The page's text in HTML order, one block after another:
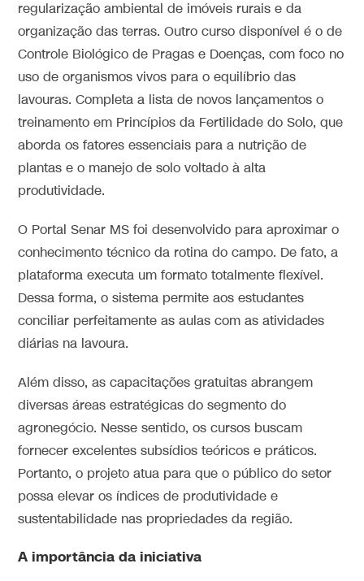
regularização ambiental de imóveis rurais e da
organização das terras. Outro curso disponível é o de
Controle Biológico de Pragas e Doenças, com foco no
uso de organismos vivos para o equilíbrio das
lavouras. Completa a lista de novos lançamentos o
treinamento em Princípios da Fertilidade do Solo, que
aborda os fatores essenciais para a nutrição de
plantas e o manejo de solo voltado à alta
produtividade.
O Portal Senar MS foi desenvolvido para aproximar o
conhecimento técnico da rotina do campo. De fato, a
plataforma executa um formato totalmente flexível.
Dessa forma, o sistema permite aos estudantes
conciliar perfeitamente as aulas com as atividades
diárias na lavoura.
Além disso, as capacitações gratuitas abrangem
diversas áreas estratégicas do segmento do
agronegócio. Nesse sentido, os cursos buscam
fornecer excelentes subsídios teóricos e práticos.
Portanto, o projeto atua para que o público do setor
possa elevar os índices de produtividade e
sustentabilidade nas propriedades da região.
A importância da iniciativa